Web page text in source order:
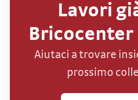
Lavori
Bricocenter
Aiutaci a trovare
prossimo